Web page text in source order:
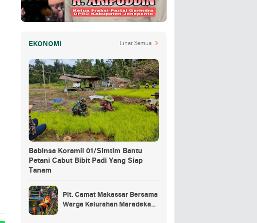
EKONOMI Lihat Semua
Babinsa Koramil 01/Simtim Bantu
Petani Cabut Bibit Padi Yang Siap
Tanam
Plt. Camat Makassar Bersama
Warga Kelurahan Maradekaya